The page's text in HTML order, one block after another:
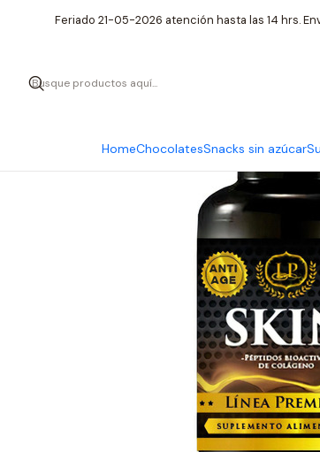
HomeChocolatesSnacks sin azúcar
Feriado 21-05-2026 atención hasta las 14 hrs.
Inicio